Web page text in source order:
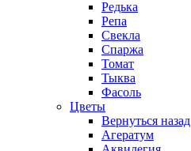
Редька
Репа
Свекла
Спаржа
Томат
Тыква
Фасоль
Цветы
Вернуться назад
Агератум